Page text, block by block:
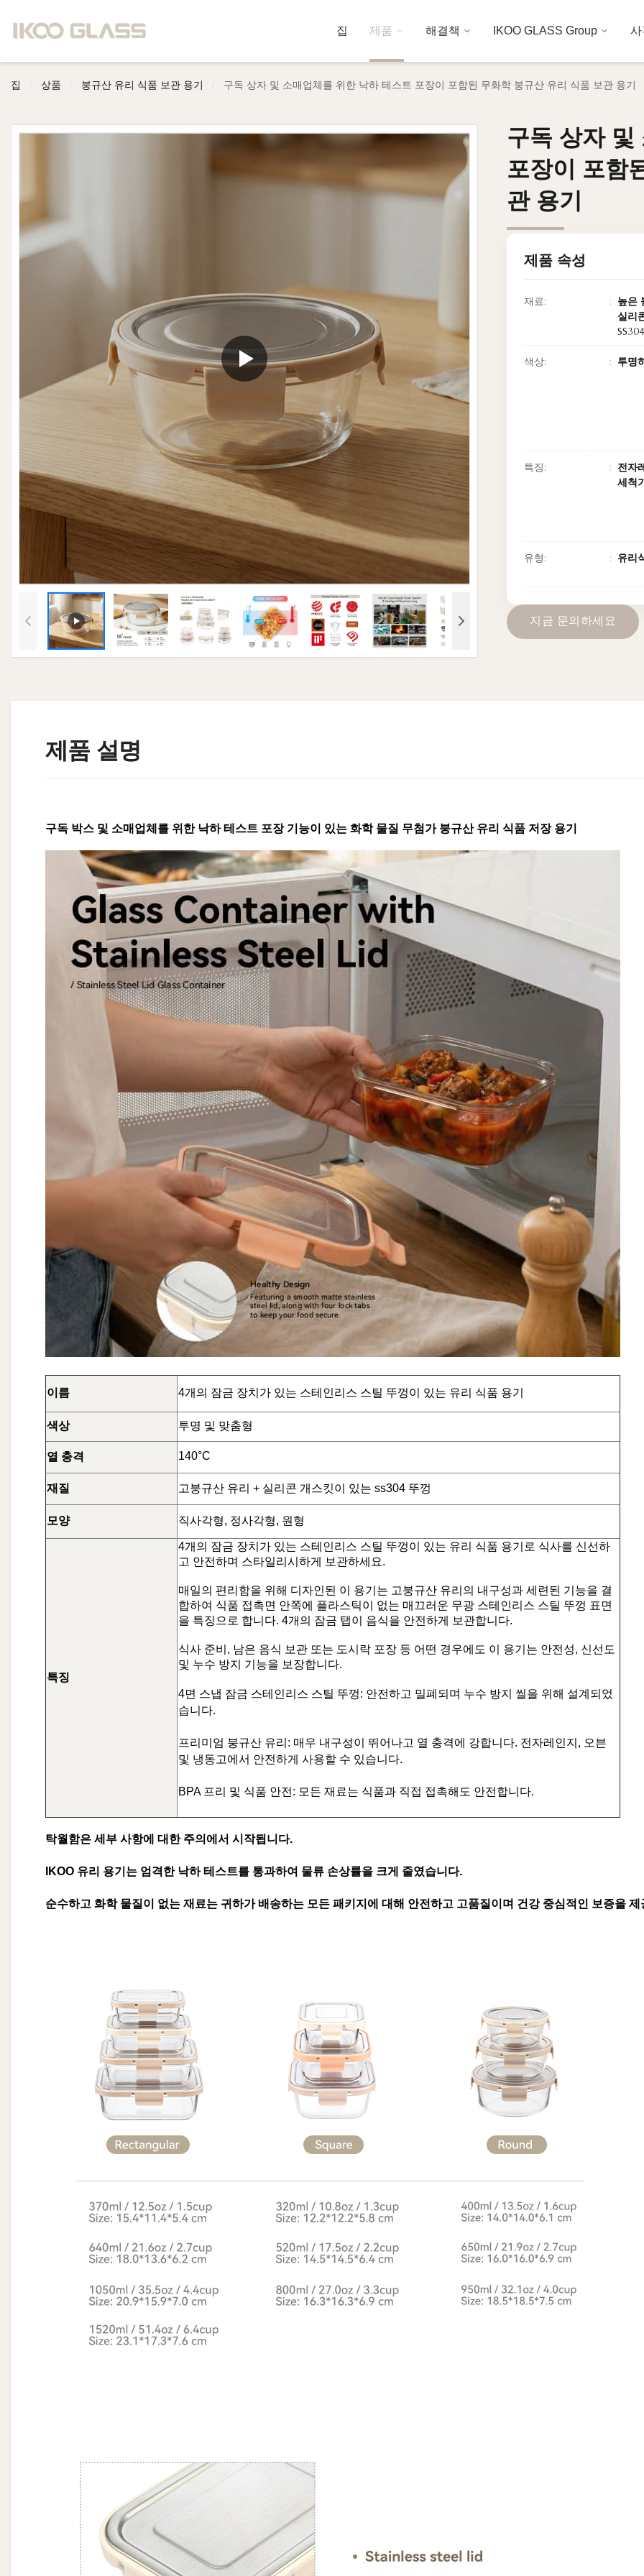
집 제품 해결책 IKOO GLASS Group 사
집 상품 붕규산 유리 식품 보관 용기 구독 상자 및 소매업체를 위한 낙하 테스트 포장이 포함된 무화학 붕규산 유리 식품 보관 용기
구독 상자 및
포장이 포함
관 용기
구독 상자 및
포장이 포함
관 용기
제품 속성
재료:
높은
실리
색상: 투명
특징:
전자
세척
유형: 유리
지 금 문의 하세 요
제품 설명
구독 박스 및 소매업체를 위한 낙하 테스트 포장 기능이 있는 화학 물질 무첨가 붕규산 유리 식품 저장 용기
이름 4개의 잠금 장치가 있는 스테인리스 스틸 뚜껑이 있는 유리 식품 용기
색상 투명 및 맞춤형
열 충격 140°C
재질 고붕규산 유리 + 실리콘 개스킷이 있는 ss304 뚜껑
모양 직사각형, 정사각형, 원형
특징
4개의 잠금 장치가 있는 스테인리스 스틸 뚜껑이 있는 유리 식품 용기로 식사를 신선하
고 안전하며 스타일리시하게 보관하세요.
매일의 편리함을 위해 디자인된 이 용기는 고붕규산 유리의 내구성과 세련된 기능을 결
합하여 식품 접촉면 안쪽에 플라스틱이 없는 매끄러운 무광 스테인리스 스틸 뚜껑 표면
을 특징으로 합니다. 4개의 잠금 탭이 음식을 안전하게 보관합니다.
식사 준비, 남은 음식 보관 또는 도시락 포장 등 어떤 경우에도 이 용기는 안전성, 신선도
및 누수 방지 기능을 보장합니다.
4면 스냅 잠금 스테인리스 스틸 뚜껑: 안전하고 밀폐되며 누수 방지 씰을 위해 설계되었
습니다.
프리미엄 붕규산 유리: 매우 내구성이 뛰어나고 열 충격에 강합니다. 전자레인지, 오븐
및 냉동고에서 안전하게 사용할 수 있습니다.
BPA 프리 및 식품 안전: 모든 재료는 식품과 직접 접촉해도 안전합니다.
탁월함은 세부 사항에 대한 주의에서 시작됩니다.
IKOO 유리 용기는 엄격한 낙하 테스트를 통과하여 물류 손상률을 크게 줄였습니다.
순수하고 화학 물질이 없는 재료는 귀하가 배송하는 모든 패키지에 대해 안전하고 고품질이며 건강 중심적인 보증을 제